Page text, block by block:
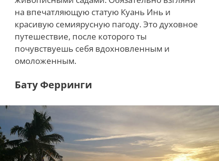
на впечатляющую статую Куань Инь и
красивую семиярусную пагоду. Это духовное
путешествие, после которого ты
почувствуешь себя вдохновленным и
омоложенным.
Бату Ферринги